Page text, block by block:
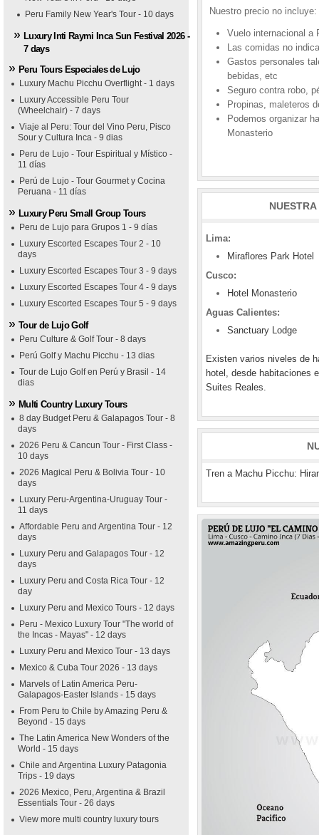
Peru Family New Year's Tour - 10 days
Luxury Inti Raymi Inca Sun Festival 2026 -
7 days
Peru Tours Especiales de Lujo
Luxury Machu Picchu Overflight - 1 days
Luxury Accessible Peru Tour
(Wheelchair) - 7 days
Viaje al Peru: Tour del Vino Peru, Pisco
Sour y Cultura Inca - 9 dias
Peru de Lujo - Tour Espiritual y Místico -
11 días
Perú de Lujo - Tour Gourmet y Cocina
Peruana - 11 días
Luxury Peru Small Group Tours
Peru de Lujo para Grupos 1 - 9 días
Luxury Escorted Escapes Tour 2 - 10
days
Luxury Escorted Escapes Tour 3 - 9 days
Luxury Escorted Escapes Tour 4 - 9 days
Luxury Escorted Escapes Tour 5 - 9 days
Tour de Lujo Golf
Peru Culture & Golf Tour - 8 days
Perú Golf y Machu Picchu - 13 dias
Tour de Lujo Golf en Perú y Brasil - 14
dias
Multi Country Luxury Tours
8 day Budget Peru & Galapagos Tour - 8
days
2026 Peru & Cancun Tour - First Class -
10 days
2026 Magical Peru & Bolivia Tour - 10
days
Luxury Peru-Argentina-Uruguay Tour -
11 days
Affordable Peru and Argentina Tour - 12
days
Luxury Peru and Galapagos Tour - 12
days
Luxury Peru and Costa Rica Tour - 12
day
Luxury Peru and Mexico Tours - 12 days
Peru - Mexico Luxury Tour "The world of
the Incas - Mayas" - 12 days
Luxury Peru and Mexico Tour - 13 days
Mexico & Cuba Tour 2026 - 13 days
Marvels of Latin America Peru-
Galapagos-Easter Islands - 15 days
From Peru to Chile by Amazing Peru &
Beyond - 15 days
The Latin America New Wonders of the
World - 15 days
Chile and Argentina Luxury Patagonia
Trips - 19 days
2026 Mexico, Peru, Argentina & Brazil
Essentials Tour - 26 days
View more multi country luxury tours
Nuestro precio no incluye:
Vuelo internacional a
Las comidas no
Gastos personales
bebidas, etc
Seguro contra robo,
Propinas, maleteros
Podemos organizar
Monasterio
Lima:
Miraflores Park Hotel
Cusco:
Hotel Monasterio
Aguas Calientes:
Sanctuary Lodge
Existen varios niveles de
hotel, desde habitaciones
Suites Reales.
Tren a Machu Picchu: